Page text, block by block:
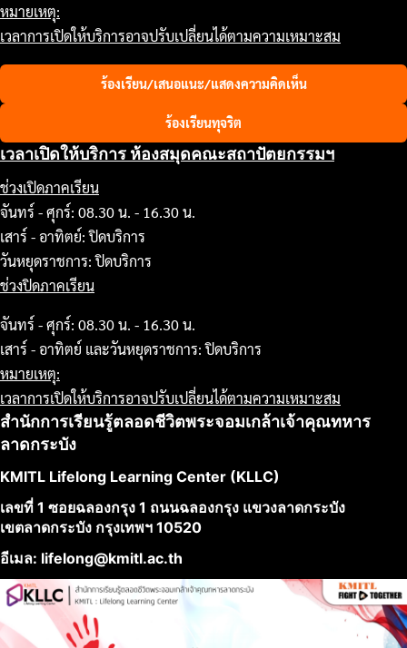
หมายเหตุ:
เวลาการเปิดให้บริการอาจปรับเปลี่ยนได้ตามความเหมาะสม
ร้องเรียน/เสนอแนะ/แสดงความคิดเห็น
ร้องเรียนทุจริต
เวลาเปิดให้บริการ ห้องสมุดคณะสถาปัตยกรรมฯ
ช่วงเปิดภาคเรียน
จันทร์ - ศุกร์: 08.30 น. - 16.30 น.
เสาร์ - อาทิตย์: ปิดบริการ
วันหยุดราชการ: ปิดบริการ
ช่วงปิดภาคเรียน
จันทร์ - ศุกร์: 08.30 น. - 16.30 น.
เสาร์ - อาทิตย์ และวันหยุดราชการ: ปิดบริการ
หมายเหตุ:
เวลาการเปิดให้บริการอาจปรับเปลี่ยนได้ตามความเหมาะสม
สำนักการเรียนรู้ตลอดชีวิตพระจอมเกล้าเจ้าคุณทหาร
ลาดกระบัง
KMITL Lifelong Learning Center (KLLC)
เลขที่ 1 ซอยฉลองกรุง 1 ถนนฉลองกรุง แขวงลาดกระบัง
เขตลาดกระบัง กรุงเทพฯ 10520
อีเมล: lifelong@kmitl.ac.th